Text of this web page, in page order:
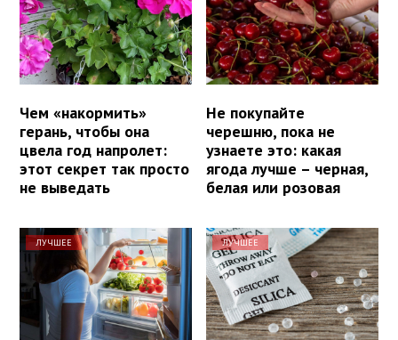
Чем «накормить»
герань, чтобы она
цвела год напролет:
этот секрет так просто
не выведать
Не покупайте
черешню, пока не
узнаете это: какая
ягода лучше – черная,
белая или розовая
ЛУЧШЕЕ ЛУЧШЕЕ